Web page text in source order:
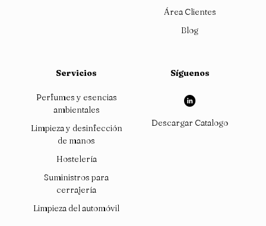
Área Clientes
Blog
Servicios
Perfumes y esencias
ambientales
Limpieza y desinfección
de manos
Hostelería
Suministros para
cerrajería
Limpieza del automóvil
Síguenos
Descargar Catalogo